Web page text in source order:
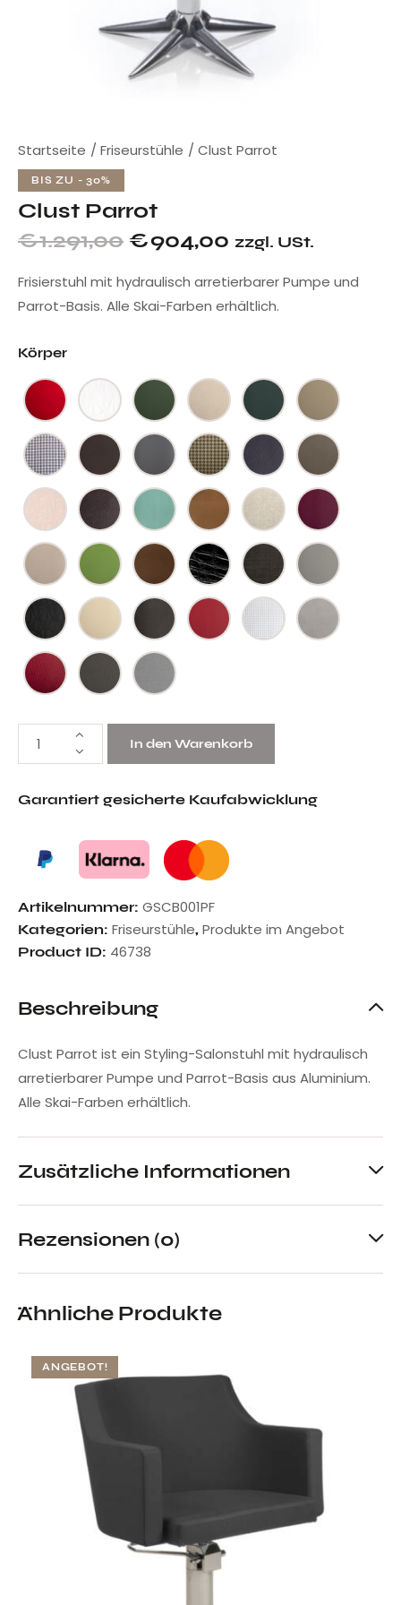
Startseite Friseurstühle Clust Parrot
BIS ZU - 30%
Clust Parrot
€1.291,00 €904,00 zzgl. USt.
Frisierstuhl mit hydraulisch arretierbarer Pumpe und
Parrot-Basis. Alle Skai-Farben erhältlich.
Körper
In den Warenkorb
Garantiert gesicherte Kaufabwicklung
Artikelnummer: GSCB001PF
Kategorien: Friseurstühle, Produkte im Angebot
Product ID: 46738
Beschreibung
Clust Parrot ist ein Styling-Salonstuhl mit hydraulisch
arretierbarer Pumpe und Parrot-Basis aus Aluminium.
Alle Skai-Farben erhältlich.
Zusätzliche Informationen
Rezensionen (0)
Ähnliche Produkte
ANGEBOT!